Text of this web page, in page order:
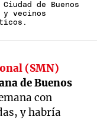
de Buenos
vecinos
(SMN)
de Buenos
con
y habría